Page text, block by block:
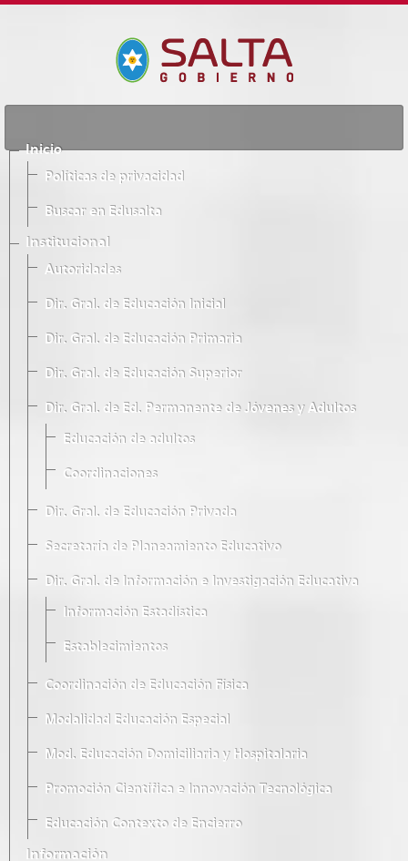
Inicio
Políticas de privacidad
Buscar en Edusalta
Institucional
Autoridades
Dir. Gral. de Educación Inicial
Dir. Gral. de Educación Primaria
Dir. Gral. de Educación Superior
Dir. Gral. de Ed. Permanente de Jóvenes y Adultos
Educación de adultos
Coordinaciones
Dir. Gral. de Educación Privada
Secretaría de Planeamiento Educativo
Dir. Gral. de Información e Investigación Educativa
Información Estadística
Establecimientos
Coordinación de Educación Física
Modalidad Educación Especial
Mod. Educación Domiciliaria y Hospitalaria
Promoción Científica e Innovación Tecnológica
Educación Contexto de Encierro
Información